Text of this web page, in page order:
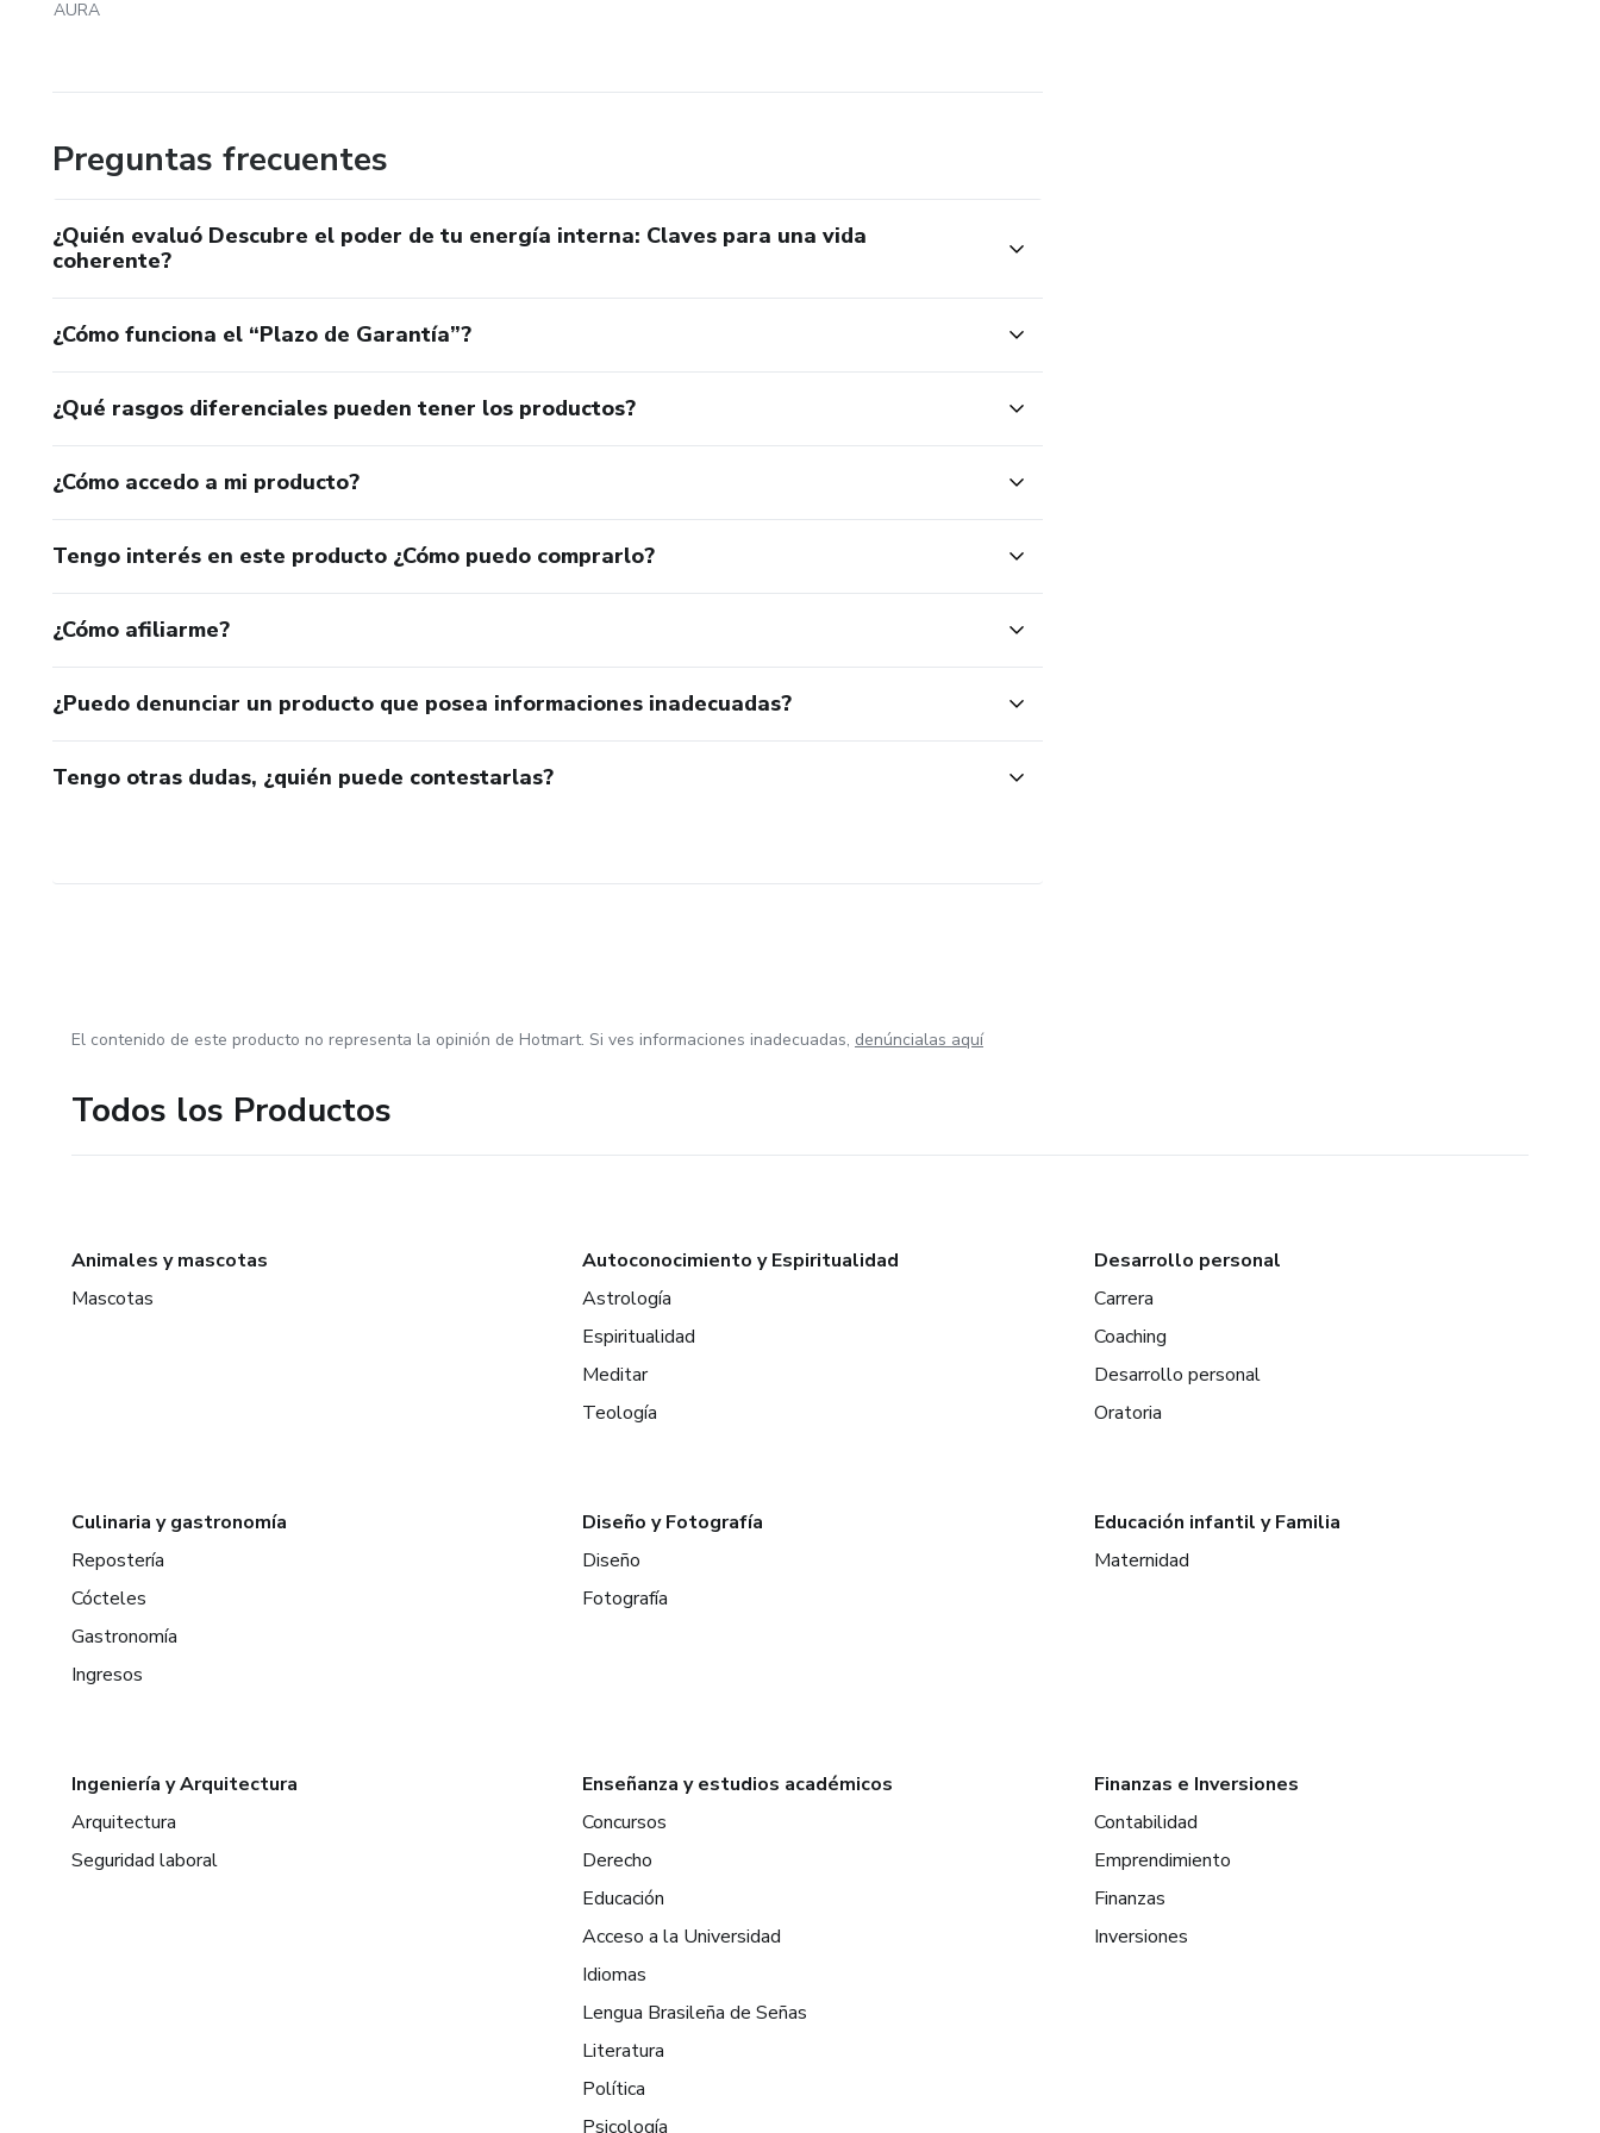
Es un espacio para volver a vos.
Estos materiales son de desarrollo personal y conciencia. No reemplazan procesos terapéuticos, médicos ni
AURA
Preguntas frecuentes
¿Quién evaluó Descubre el poder de tu energía interna: Claves para una vida
coherente?
¿Cómo funciona el “Plazo de Garantía”?
¿Qué rasgos diferenciales pueden tener los productos?
¿Cómo accedo a mi producto?
Tengo interés en este producto ¿Cómo puedo comprarlo?
¿Cómo afiliarme?
¿Puedo denunciar un producto que posea informaciones inadecuadas?
Tengo otras dudas, ¿quién puede contestarlas?
El contenido de este producto no representa la opinión de Hotmart. Si ves informaciones inadecuadas, denúncialas aquí
Todos los Productos
Animales y mascotas
Mascotas
Autoconocimiento y Espiritualidad
Astrología
Espiritualidad
Meditar
Teología
Desarrollo personal
Carrera
Coaching
Desarrollo personal
Oratoria
Culinaria y gastronomía
Repostería
Cócteles
Gastronomía
Ingresos
Diseño y Fotografía
Diseño
Fotografía
Educación infantil y Familia
Maternidad
Ingeniería y Arquitectura
Arquitectura
Seguridad laboral
Enseñanza y estudios académicos
Concursos
Derecho
Educación
Acceso a la Universidad
Idiomas
Lengua Brasileña de Señas
Literatura
Política
Psicología
Finanzas e Inversiones
Contabilidad
Emprendimiento
Finanzas
Inversiones